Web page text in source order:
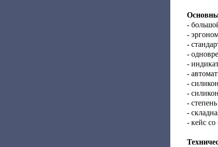
-
-
-
-
-
-
-
-
-
-
- кейс